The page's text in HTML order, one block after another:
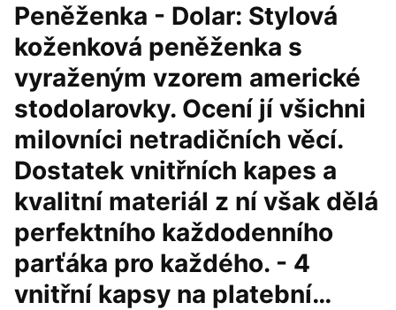
Peněženka - Dolar: Stylová
koženková peněženka s
vyraženým vzorem americké
stodolarovky. Ocení jí všichni
milovníci netradičních věcí.
Dostatek vnitřních kapes a
kvalitní materiál z ní však dělá
perfektního každodenního
parťáka pro každého. - 4
vnitřní kapsy na platební…